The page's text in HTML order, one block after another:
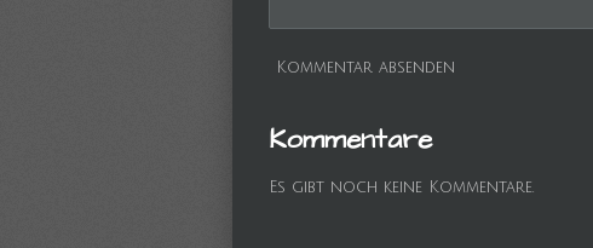
Kommentar absenden
Kommentare
Es gibt noch keine Kommentare.